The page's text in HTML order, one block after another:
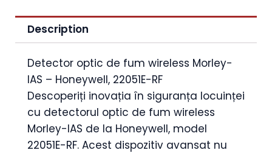
Description
Detector optic de fum wireless Morley-
IAS – Honeywell, 22051E-RF
Descoperiți inovația în siguranța locuinței
cu detectorul optic de fum wireless
Morley-IAS de la Honeywell, model
22051E-RF. Acest dispozitiv avansat nu